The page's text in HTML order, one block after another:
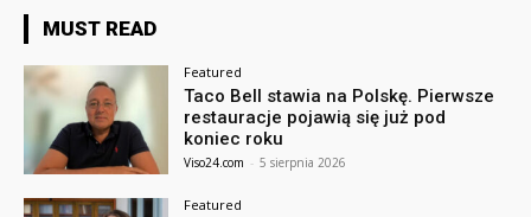
MUST READ
Featured
Taco Bell stawia na Polskę. Pierwsze
restauracje pojawią się już pod
koniec roku
Viso24.com - 5 sierpnia 2026
Featured